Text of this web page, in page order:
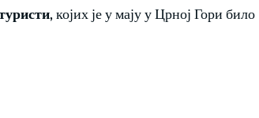
, којих је у мају у Црној Гори било